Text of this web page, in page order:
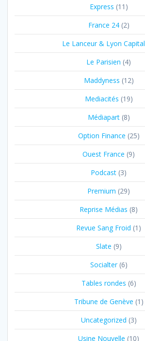
Express (11)
France 24(2)
Le Lanceur & Lyon Capital
Le Parisien (4)
Maddyness (12)
Mediacités (19)
Médiapart(8)
Option Finance (25)
Ouest France (9)
Podcast (3)
Premium (29)
Reprise Médias (8)
Revue Sang Froid (1)
Slate (9)
Socialter(6)
Tables rondes (6)
Tribune de Genève (1)
Uncategorized (3)
Usine Nouvelle (10)